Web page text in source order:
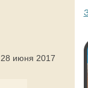
июня 2017